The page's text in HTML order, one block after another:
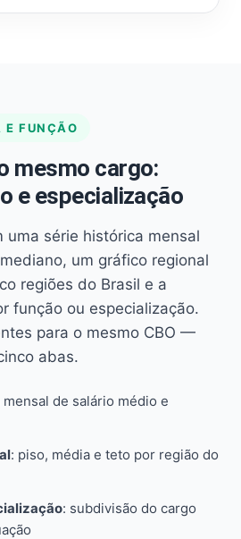
E FUNÇÃO
mesmo cargo:
e especialização
uma série histórica mensal
um gráfico regional
regiões do Brasil e a
função ou especialização.
para o mesmo CBO —
abas.
mensal de salário médio e
: piso, média e teto por região do
: subdivisão do cargo